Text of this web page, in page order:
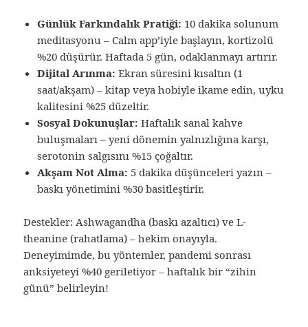
Günlük Farkındalık Pratiği: 10 dakika solunum
meditasyonu – Calm app’iyle başlayın, kortizolü
%20 düşürür. Haftada 5 gün, odaklanmayı artırır.
Dijital Arınma: Ekran süresini kısaltın (1
saat/akşam) – kitap veya hobiyle ikame edin, uyku
kalitesini %25 düzeltir.
Sosyal Dokunuşlar: Haftalık sanal kahve
buluşmaları – yeni dönemin yalnızlığına karşı,
serotonin salgısını %15 çoğaltır.
Akşam Not Alma: 5 dakika düşünceleri yazın –
baskı yönetimini %30 basitleştirir.
Destekler: Ashwagandha (baskı azaltıcı) ve L-
theanine (rahatlama) – hekim onayıyla.
Deneyimimde, bu yöntemler, pandemi sonrası
anksiyeteyi %40 geriletiyor – haftalık bir “zihin
günü” belirleyin!